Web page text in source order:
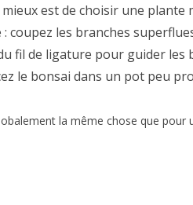
est de choisir une
coupez les branches
fil de ligature pour guider les
le bonsai dans un pot peu
la même chose que pour